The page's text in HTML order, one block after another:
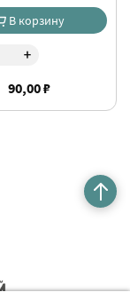
В корзину
+
90,00 ₽